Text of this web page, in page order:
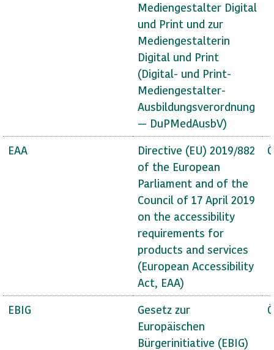
Mediengestalter Digital
und Print und zur
Mediengestalterin
Digital und Print
(Digital- und Print-
Mediengestalter-
Ausbildungsverordnung
— DuPMedAusbV)
EAA
Directive (EU) 2019/882
of the European
Parliament and of the
Council of 17 April 2019
on the accessibility
requirements for
products and services
(European Accessibility
Act, EAA)
EBIG
Gesetz zur
Europäischen
Bürgerinitiative (EBIG)